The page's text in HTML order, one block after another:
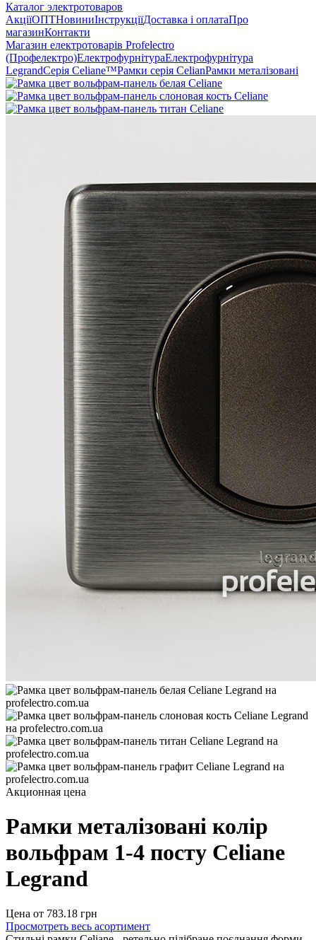
Каталог электротоваров
АкціїОПТНовиниІнструкціїДоставка і оплатаПро
магазинКонтакти
Магазин електротоварів Profelectro
(Профелектро)ЕлектрофурнітураЕлектрофурнітура
LegrandСерія Celiane™Рамки серія CelianРамки металізовані
Акционная цена
Рамки металізовані колір
вольфрам 1-4 посту Celiane
Legrand
Цена от 783.18 грн
Просмотреть весь асортимент